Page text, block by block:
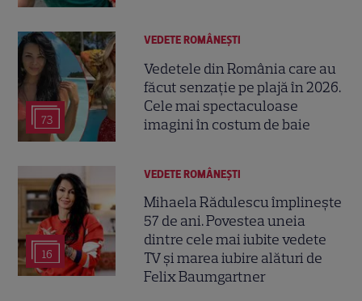
73
VEDETE ROMÂNEŞTI
Vedetele din România care au
făcut senzație pe plajă în 2026.
Cele mai spectaculoase
imagini în costum de baie
16
VEDETE ROMÂNEŞTI
Mihaela Rădulescu împlinește
57 de ani. Povestea uneia
dintre cele mai iubite vedete
TV și marea iubire alături de
Felix Baumgartner